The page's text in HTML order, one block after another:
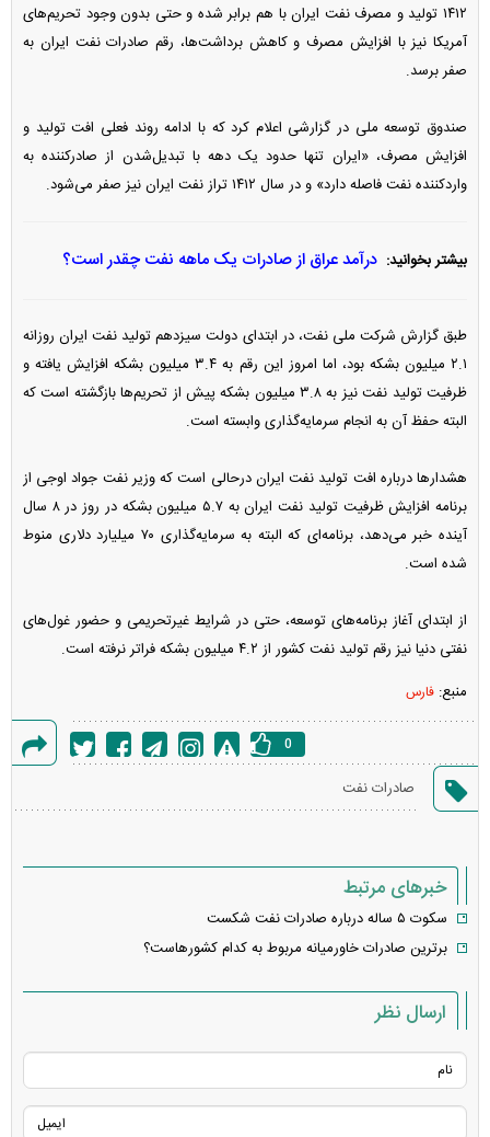
۱۴۱۲ تولید و مصرف نفت ایران با هم برابر شده و حتی بدون وجود تحریم‌های
آمریکا نیز با افزایش مصرف و کاهش برداشت‌ها، رقم صادرات نفت ایران به
صفر برسد.
صندوق توسعه ملی در گزارشی اعلام کرد که با ادامه روند فعلی افت تولید و
افزایش مصرف، «ایران تنها حدود یک دهه با تبدیل‌شدن از صادرکننده به
واردکننده نفت فاصله دارد» و در سال ۱۴۱۲ تراز نفت ایران نیز صفر می‌شود.
بیشتر بخوانید: درآمد عراق از صادرات یک ماهه نفت چقدر است؟
طبق گزارش شرکت ملی نفت، در ابتدای دولت سیزدهم تولید نفت ایران روزانه
۲.۱ میلیون بشکه بود، اما امروز این رقم به ۳.۴ میلیون بشکه افزایش یافته و
ظرفیت تولید نفت نیز به ۳.۸ میلیون بشکه پیش از تحریم‌ها بازگشته است که
البته حفظ آن به انجام سرمایه‌گذاری وابسته است.
هشدار‌ها درباره افت تولید نفت ایران درحالی است که وزیر نفت جواد اوجی از
برنامه افزایش ظرفیت تولید نفت ایران به ۵.۷ میلیون بشکه در روز در ۸ سال
آینده خبر می‌دهد، برنامه‌ای که البته به سرمایه‌گذاری ۷۰ میلیارد دلاری منوط
شده است.
از ابتدای آغاز برنامه‌های توسعه، حتی در شرایط غیرتحریمی و حضور غول‌های
نفتی دنیا نیز رقم تولید نفت کشور از ۴.۲ میلیون بشکه فراتر نرفته است.
منبع: فارس
خطا
0
صادرات نفت
خبرهای مرتبط
سکوت ۵ ساله درباره صادرات نفت شکست
برترین صادرات خاورمیانه مربوط به کدام کشورهاست؟
ارسال نظر